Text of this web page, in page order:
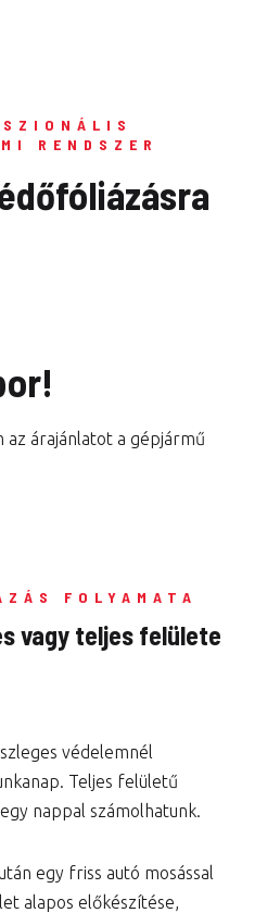
RENDSZER
az árajánlatot a gépjármű
FOLYAMATA
vagy teljes felülete
védelemnél
Teljes felületű
nappal számolhatunk.
egy friss autó mosással
alapos előkészítése,